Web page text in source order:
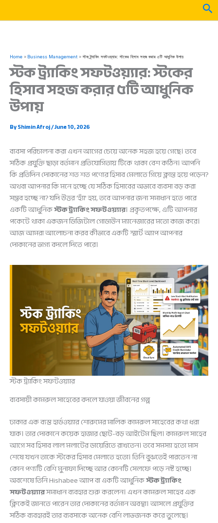
Home Business Management স্টক ট্র্যাকিং সফটওয়্যার: স্টকের হিসাব সহজ করার ৫টি আধুনিক উপায়
স্টক ট্র্যাকিং সফটওয়্যার: স্টকের
হিসাব সহজ করার ৫টি আধুনিক
উপায়
ByShimin Afroj/June 10, 2026
ব্যবসা পরিচালনা করা এখন আগের চেয়ে অনেক সহজ হয়ে গেছে। তবে
সঠিক প্রযুক্তি ছাড়া বর্তমান প্রতিযোগিতায় টিকে থাকা বেশ কঠিন। আপনি
কি প্রতিদিন দোকানের শত শত পণ্যের হিসাব মেলাতে গিয়ে ক্লান্ত হয়ে পড়েন?
অথবা আপনার কি মনে হচ্ছে যে সঠিক হিসাবের অভাবে ব্যবসা বড় করা
সম্ভব হচ্ছে না? যদি উত্তর ‘হ্যাঁ’ হয়, তবে আপনার জন্য সমাধান হতে পারে
একটি আধুনিকস্টক ট্র্যাকিং সফটওয়্যার। প্রকৃতপক্ষে, এটি আপনার
পকেটে থাকা একজন ডিজিটাল গোডাউন ম্যানেজারের মতো কাজ করে।
আজ আমরা আলোচনা করব কীভাবে একটি স্মার্ট অ্যাপ আপনার
দোকানের ভাগ্য বদলে দিতে পারে।
স্টক ট্র্যাকিং সফটওয়্যার
ব্যবসায়ী কামরুল সাহেবের বদলে যাওয়া জীবনের গল্প
ঢাকার এক ব্যস্ত হার্ডওয়্যার শোরুমের মালিক কামরুল সাহেবের কথা ধরা
যাক। তার দোকানে কয়েক হাজার ছোট-বড় আইটেম ছিল। কামরুল সাহেব
আগে সব হিসাব লাল মলাটের ডায়েরিতে রাখতেন। তবে সমস্যা হতো মাস
শেষে যখন তাকে স্টকের হিসাব মেলাতে হতো। তিনি বুঝতেই পারতেন না
কোন পণ্যটি বেশি মুনাফা দিচ্ছে আর কোনটি সেলফে পড়ে নষ্ট হচ্ছে।
অবশেষে তিনি Hishabee অ্যাপ বা একটি আধুনিকস্টক ট্র্যাকিং
সফটওয়্যারসমাধান ব্যবহার শুরু করলেন। এখন কামরুল সাহেব এক
ক্লিকেই জানতে পারেন তার দোকানের বর্তমান অবস্থা। আসলে প্রযুক্তির
সঠিক ব্যবহারই তার ব্যবসাকে অনেক বেশি লাভজনক করে তুলেছে।